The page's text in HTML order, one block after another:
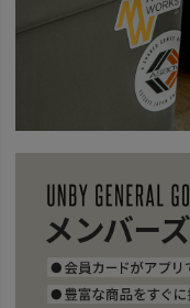
Share the Gear
AS2OV
ROVER CHAIR
news AS2OV Go Out
news AS2OV OUTDOOR
news COOL